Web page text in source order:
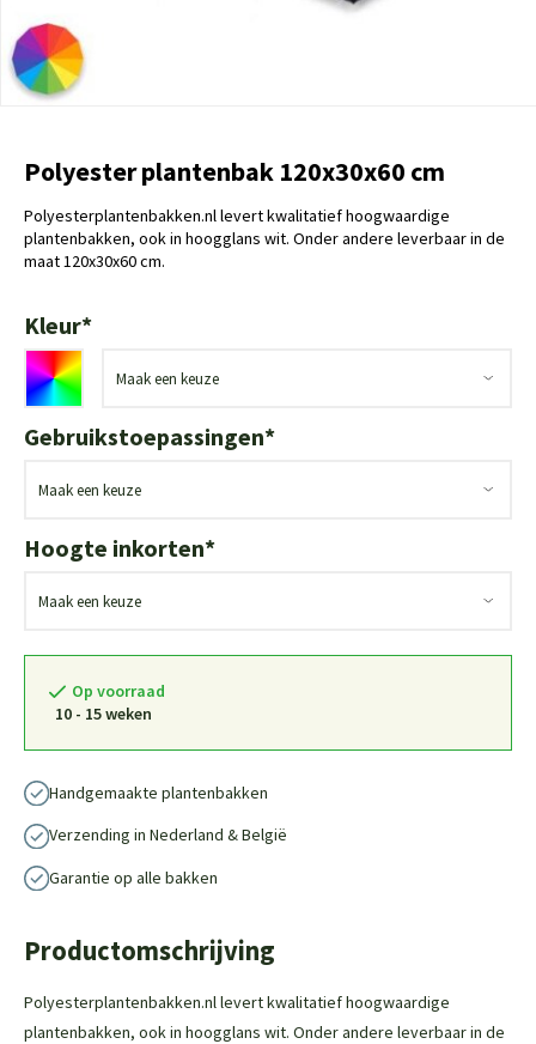
Polyester plantenbak 120x30x60 cm
Polyesterplantenbakken.nl levert kwalitatief hoogwaardige
plantenbakken, ook in hoogglans wit. Onder andere leverbaar in de
maat 120x30x60 cm.
Kleur*
Gebruikstoepassingen*
Hoogte inkorten*
Op voorraad
10 - 15 weken
Handgemaakte plantenbakken
Verzending in Nederland & België
Garantie op alle bakken
Productomschrijving
Polyesterplantenbakken.nl levert kwalitatief hoogwaardige
plantenbakken, ook in hoogglans wit. Onder andere leverbaar in de